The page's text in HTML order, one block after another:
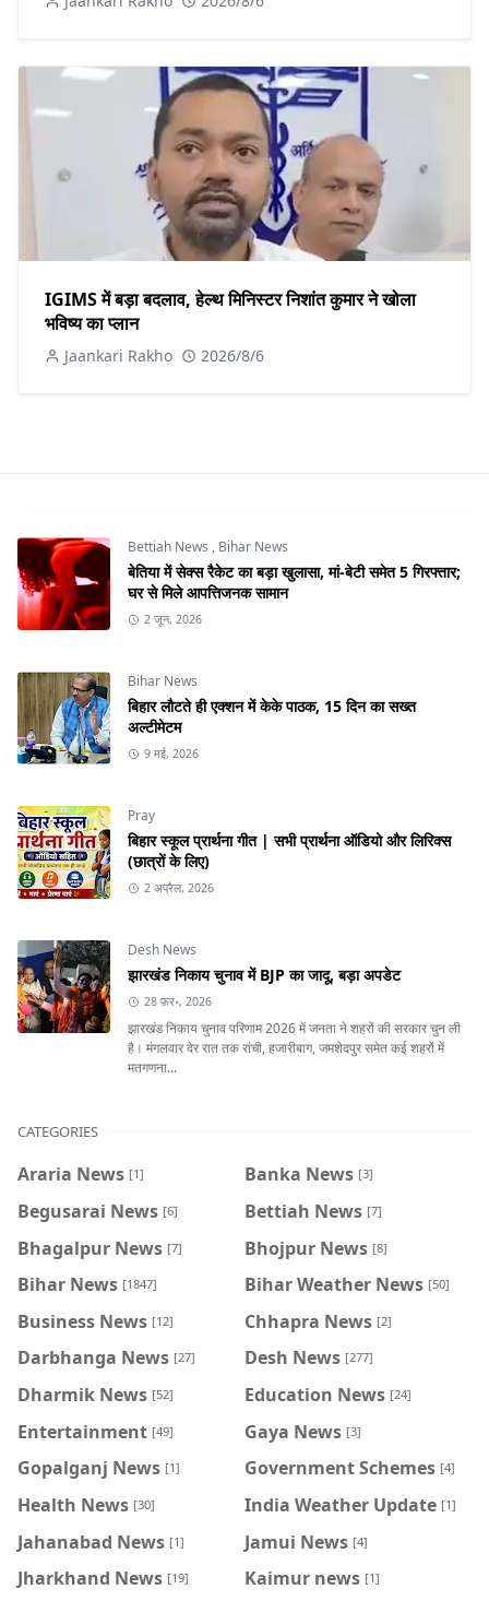
IGIMS में बड़ा बदलाव, हेल्थ मिनिस्टर निशांत कुमार ने खोला
भविष्य का प्लान
Jaankari Rakho 2026/8/6
Bettiah News , Bihar News
बेतिया में सेक्स रैकेट का बड़ा खुलासा, मां-बेटी समेत 5 गिरफ्तार;
घर से मिले आपत्तिजनक सामान
2 जून, 2026
Bihar News
बिहार लौटते ही एक्शन में केके पाठक, 15 दिन का सख्त
अल्टीमेटम
9 मई, 2026
Pray
बिहार स्कूल प्रार्थना गीत | सभी प्रार्थना ऑडियो और लिरिक्स
(छात्रों के लिए)
2 अप्रैल, 2026
Desh News
झारखंड निकाय चुनाव में BJP का जादू, बड़ा अपडेट
28 फ़र॰, 2026
झारखंड निकाय चुनाव परिणाम 2026 में जनता ने शहरों की सरकार चुन ली
है। मंगलवार देर रात तक रांची, हजारीबाग, जमशेदपुर समेत कई शहरों में
मतगणना...
CATEGORIES
Araria News [1] Banka News [3]
Begusarai News [6] Bettiah News [7]
Bhagalpur News [7] Bhojpur News [8]
Bihar News [1847] Bihar Weather News [50]
Business News [12] Chhapra News [2]
Darbhanga News [27] Desh News [277]
Dharmik News [52] Education News [24]
Entertainment [49] Gaya News [3]
Gopalganj News [1] Government Schemes [4]
Health News [30] India Weather Update [1]
Jahanabad News [1] Jamui News [4]
Jharkhand News [19] Kaimur news [1]